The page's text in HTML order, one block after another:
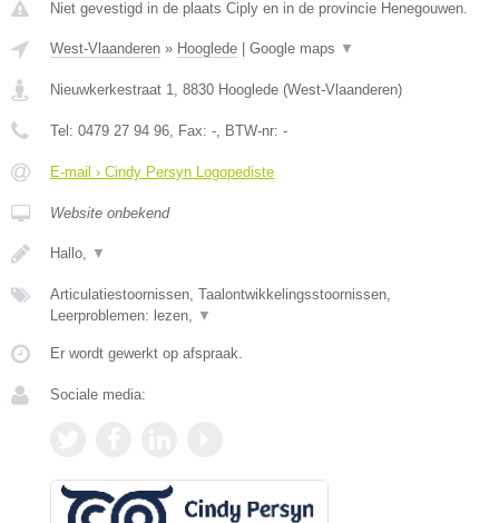
Niet gevestigd in de plaats Ciply en in de provincie Henegouwen.
West-Vlaanderen » Hooglede Google maps ▼
Nieuwkerkestraat 1 8830 Hooglede (West-Vlaanderen)
Tel: 0479 27 94 96 , Fax: - , BTW-nr: -
E-mail › Cindy Persyn Logopediste
Website onbekend
Hallo, ▼
Articulatiestoornissen, Taalontwikkelingsstoornissen,
Leerproblemen: lezen,
▼
Er wordt gewerkt op afspraak.
Sociale media: